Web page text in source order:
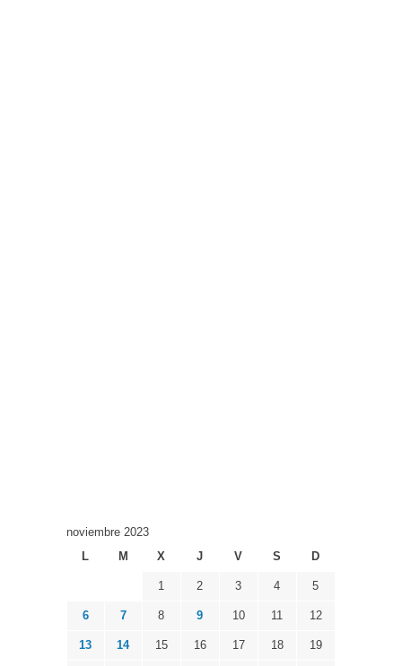
noviembre 2023
L
M X J V S D
1 2 3 4 5
6 7 8 9 10 11 12
13 14 15 16 17 18 19